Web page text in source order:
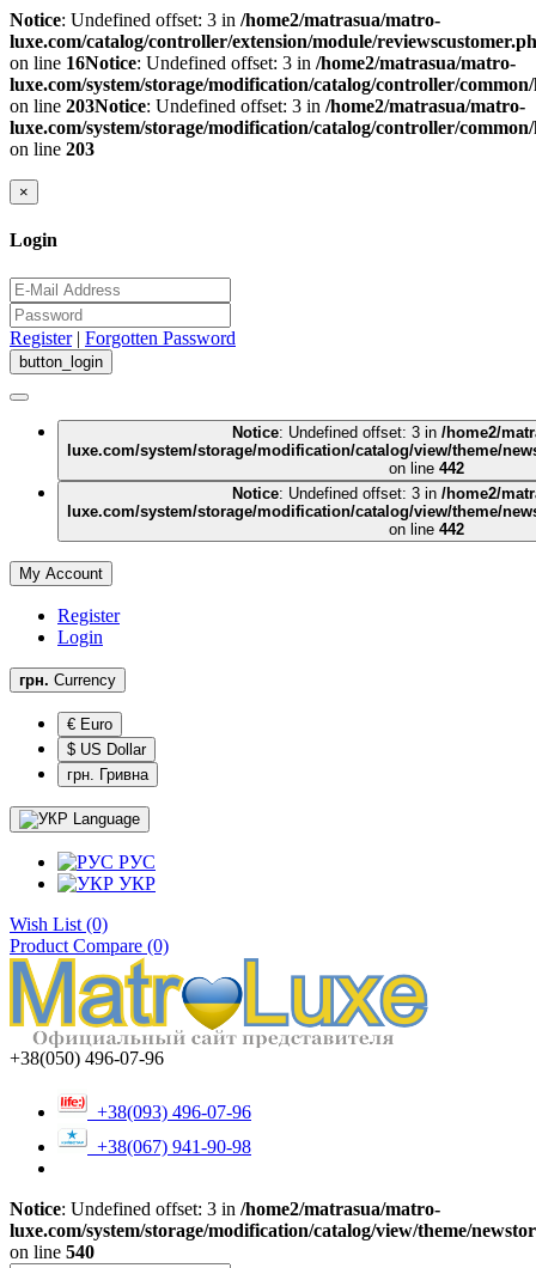
Notice: Undefined offset: 3 in /home2/matrasua/matro-
luxe.com/catalog/controller/extension/module/
on line 16Notice: Undefined offset: 3 in /home2/matrasua/matro-
luxe.com/system/storage/modification/catalog/controller/
on line 203Notice: Undefined offset: 3 in /home2/matrasua/matro-
luxe.com/system/storage/modification/catalog/controller/
on line 203
×
Login
Register| Forgotten Password
Notice: Undefined offset: 3 in /home2/
luxe.com/system/storage/modification/catalog/view/theme/
on line 442
Notice: Undefined offset: 3 in /home2/
luxe.com/system/storage/modification/catalog/view/theme/
on line 442
My Account
Register
Login
грн. Currency
€ Euro
$ US Dollar
грн. Гривна
Language
РУС
УКР
Wish List (0)
Product Compare (0)
+38(050) 496-07-96
+38(093) 496-07-96
+38(067) 941-90-98
Notice: Undefined offset: 3 in /home2/matrasua/matro-
luxe.com/system/storage/modification/catalog/view/theme/
on line 540